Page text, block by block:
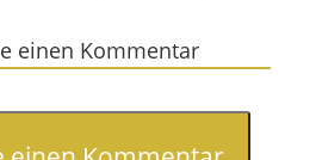
einen Kommentar